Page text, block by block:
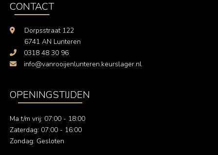
CONTACT
Dorpsstraat 122
6741 AN Lunteren
0318 48 30 96
info@vanrooijenlunteren.keurslager.nl
OPENINGSTIJDEN
Ma t/m vrij: 07:00 - 18:00
Zaterdag: 07:00 - 16:00
Zondag: Gesloten